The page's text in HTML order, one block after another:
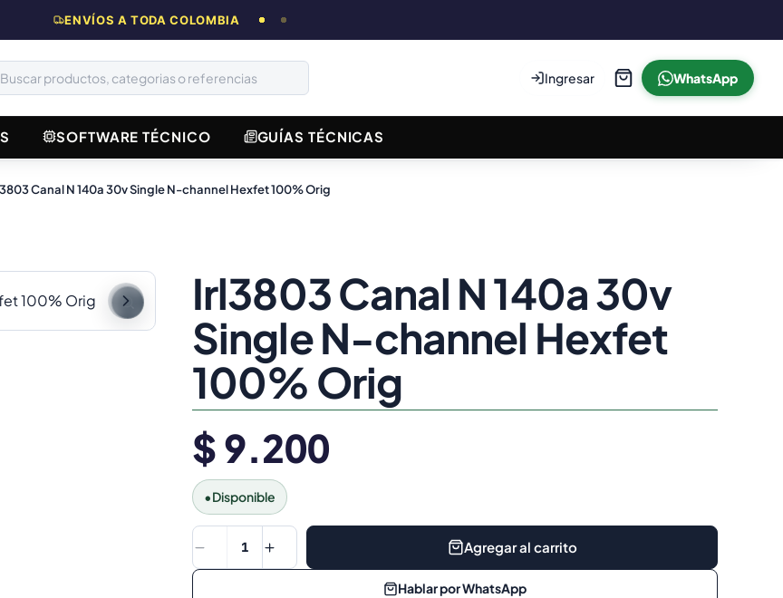
ENVÍOS A TODA COLOMBIA
Ingresar WhatsApp
SOFTWARE TÉCNICO GUÍAS TÉCNICAS
Canal N 140a 30v Single N-channel Hexfet 100% Orig
Irl3803 Canal N 140a 30v
Single N-channel Hexfet
100% Orig
$ 9.200
•Disponible
1 Agregar al carrito
Hablar por WhatsApp